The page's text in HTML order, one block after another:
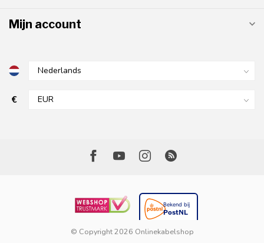
Mijn account
€
© Copyright 2026 Onlinekabelshop